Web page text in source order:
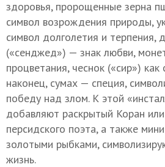
здоровья, пророщенные зерна
символ возрождения природы,
символ долголетия и терпения,
(«сенджед») — знак любви,
процветания, чеснок («сир»)
наконец, сумах — специя,
победу над злом. К этой
добавляют раскрытый Коран
персидского поэта, а также
золотыми рыбками,
жизнь.